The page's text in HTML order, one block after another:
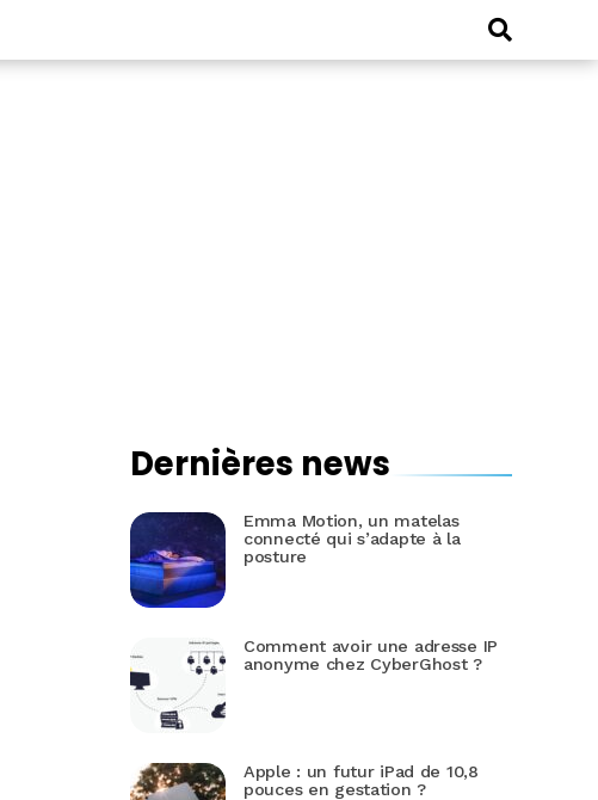
Dernières news
Emma Motion, un matelas
connecté qui s’adapte à la
posture
Comment avoir une adresse IP
anonyme chez CyberGhost ?
Apple : un futur iPad de 10,8
pouces en gestation ?